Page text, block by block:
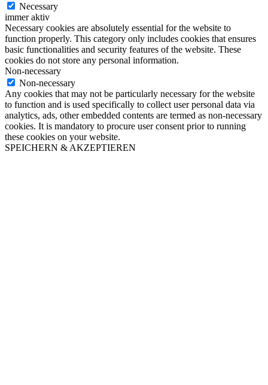
Necessary
immer aktiv
Necessary cookies are absolutely essential for the website to
function properly. This category only includes cookies that ensures
basic functionalities and security features of the website. These
cookies do not store any personal information.
Non-necessary
Non-necessary
Any cookies that may not be particularly necessary for the website
to function and is used specifically to collect user personal data via
analytics, ads, other embedded contents are termed as non-necessary
cookies. It is mandatory to procure user consent prior to running
these cookies on your website.
SPEICHERN & AKZEPTIEREN